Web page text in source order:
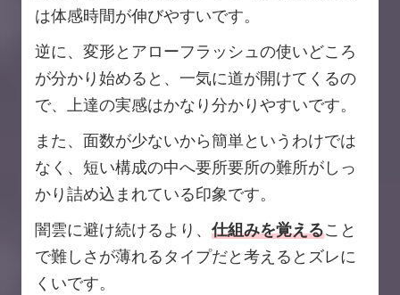
は体感時間が伸びやすいです。
逆に、変形とアローフラッシュの使いどころ
が分かり始めると、一気に道が開けてくるの
で、上達の実感はかなり分かりやすいです。
また、面数が少ないから簡単というわけでは
なく、短い構成の中へ要所要所の難所がしっ
かり詰め込まれている印象です。
闇雲に避け続けるより、 仕組みを覚えること
で難しさが薄れるタイプだと考えるとズレに
くいです。